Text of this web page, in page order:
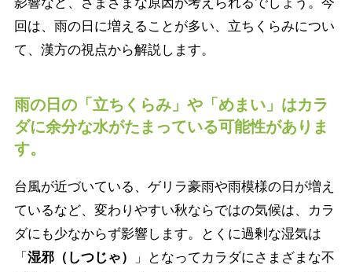
回は、雨の日に増えることが多い、立ちくらみについ
て、漢方の視点から解説します。
雨の日の「立ちくらみ」や「めまい」はカラ
ダに余分な水がたまっている可能性がありま
す。
台風が近づいている、ゲリラ豪雨や雨模様の日が増え
ているなど、変わりやすい秋ならではの気候は、カラ
ダにも少なからず影響します。とくに過剰な湿気は
「 湿邪（しつじゃ）
」となってカラダにさまざまな不